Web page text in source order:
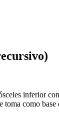
inferior
como